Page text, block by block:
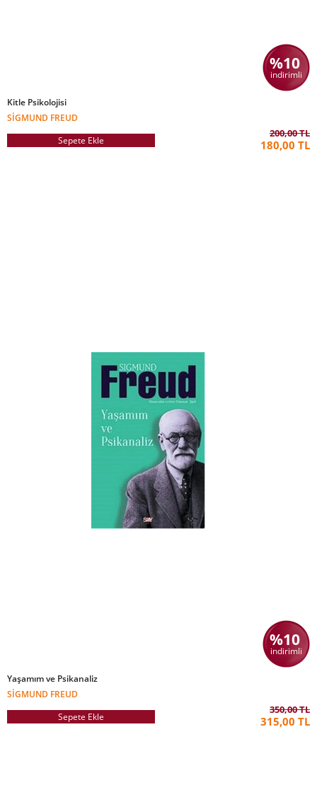
%10
indirimli
Kitle Psikolojisi
SIGMUND FREUD
Sepete Ekle
200,00 TL
180,00 TL
%10
indirimli
Yaşamım ve Psikanaliz
SIGMUND FREUD
Sepete Ekle
350,00 TL
315,00 TL